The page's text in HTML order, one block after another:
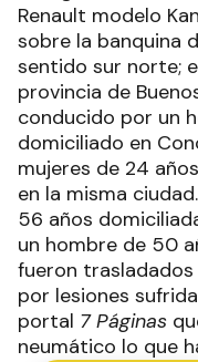
Renault modelo
sobre la banquina
sentido sur norte;
provincia de
conducido por un
domiciliado en
mujeres de 24
en la misma
56 años
un hombre de 50
fueron
por lesiones
portal 7 Páginas
neumático lo que